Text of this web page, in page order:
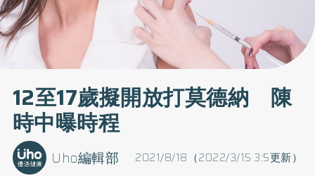
12至17歲擬開放打莫德納 陳
時中曝時程
2021/8/18（2022/3/15 3:5更新）
Uho編輯部